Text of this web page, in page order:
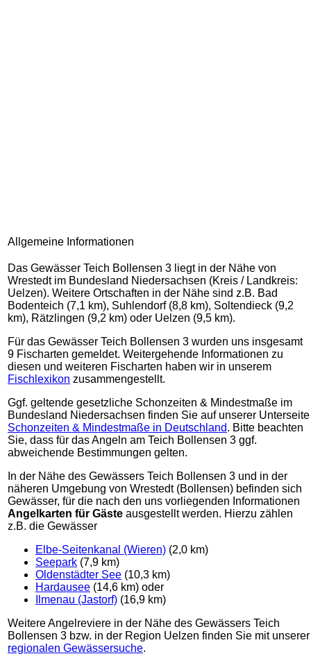
Allgemeine Informationen
Das Gewässer Teich Bollensen 3 liegt in der Nähe von
Wrestedt im Bundesland Niedersachsen (Kreis / Landkreis:
Uelzen). Weitere Ortschaften in der Nähe sind z.B. Bad
Bodenteich (7,1 km), Suhlendorf (8,8 km), Soltendieck (9,2
km), Rätzlingen (9,2 km) oder Uelzen (9,5 km).
Für das Gewässer Teich Bollensen 3 wurden uns insgesamt
9 Fischarten gemeldet. Weitergehende Informationen zu
diesen und weiteren Fischarten haben wir in unserem
Fischlexikon zusammengestellt.
Ggf. geltende gesetzliche Schonzeiten & Mindestmaße im
Bundesland Niedersachsen finden Sie auf unserer Unterseite
Schonzeiten & Mindestmaße in Deutschland. Bitte beachten
Sie, dass für das Angeln am Teich Bollensen 3 ggf.
abweichende Bestimmungen gelten.
In der Nähe des Gewässers Teich Bollensen 3 und in der
näheren Umgebung von Wrestedt (Bollensen) befinden sich
Gewässer, für die nach den uns vorliegenden Informationen
Angelkarten für Gäste ausgestellt werden. Hierzu zählen
z.B. die Gewässer
Elbe-Seitenkanal (Wieren) (2,0 km)
Seepark (7,9 km)
Oldenstädter See (10,3 km)
Hardausee (14,6 km) oder
Ilmenau (Jastorf) (16,9 km)
Weitere Angelreviere in der Nähe des Gewässers Teich
Bollensen 3 bzw. in der Region Uelzen finden Sie mit unserer
regionalen Gewässersuche.